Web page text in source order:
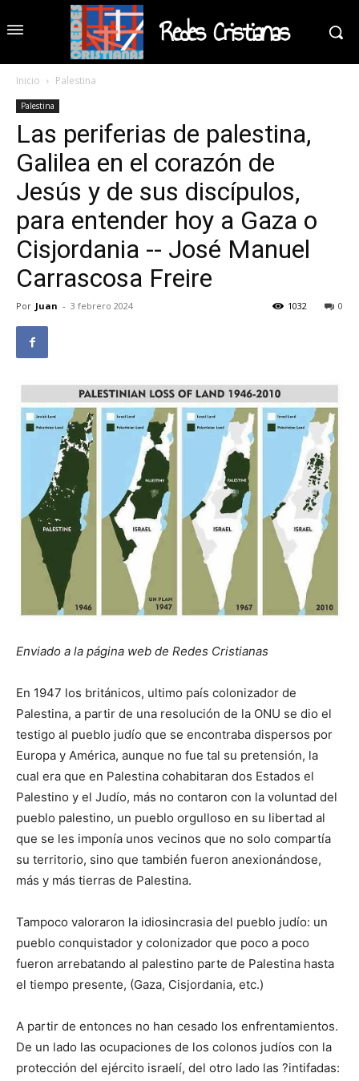
Redes Cristianas
Inicio Palestina
Palestina
Las periferias de palestina,
Galilea en el corazón de
Jesús y de sus discípulos,
para entender hoy a Gaza o
Cisjordania -- José Manuel
Carrascosa Freire
Por Juan - 3 febrero 2024 0
1032
Enviado a la página web de Redes Cristianas
En 1947 los británicos, ultimo país colonizador de
Palestina, a partir de una resolución de la ONU se dio el
testigo al pueblo judío que se encontraba dispersos por
Europa y América, aunque no fue tal su pretensión, la
cual era que en Palestina cohabitaran dos Estados el
Palestino y el Judío, más no contaron con la voluntad del
pueblo palestino, un pueblo orgulloso en su libertad al
que se les imponía unos vecinos que no solo compartía
su territorio, sino que también fueron anexionándose,
más y más tierras de Palestina.
Tampoco valoraron la idiosincrasia del pueblo judío: un
pueblo conquistador y colonizador que poco a poco
fueron arrebatando al palestino parte de Palestina hasta
el tiempo presente, (Gaza, Cisjordania, etc.)
A partir de entonces no han cesado los enfrentamientos.
De un lado las ocupaciones de los colonos judíos con la
protección del ejército israelí, del otro lado las ?intifadas: